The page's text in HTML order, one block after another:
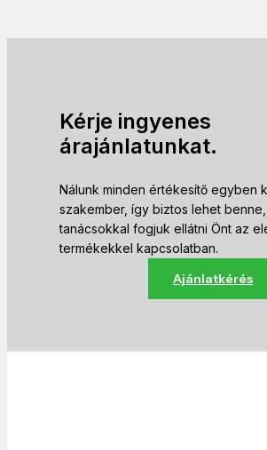
Kérje ingyenes
árajánlatunkat.
Nálunk minden értékesítő egyben
szakember, így biztos lehet
tanácsokkal fogjuk ellátni Önt az
termékekkel kapcsolatban.
Ajánlatkérés